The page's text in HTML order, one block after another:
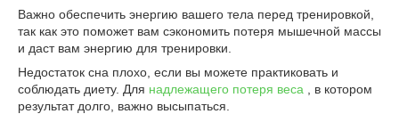
Важно обеспечить энергию вашего тела перед тренировкой,
так как это поможет вам сэкономить потеря мышечной массы
и даст вам энергию для тренировки.
Недостаток сна плохо, если вы можете практиковать и
соблюдать диету. Для надлежащего потеря веса , в котором
результат долго, важно высыпаться.